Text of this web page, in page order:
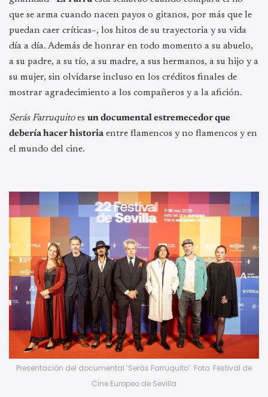
que se arma cuando nacen payos o gitanos, por más que le
puedan caer críticas–, los hitos de su trayectoria y su vida
día a día. Además de honrar en todo momento a su abuelo,
a su padre, a su tío, a su madre, a sus hermanos, a su hijo y a
su mujer, sin olvidarse incluso en los créditos finales de
mostrar agradecimiento a los compañeros y a la afición.
Serás Farruquitoes un documental estremecedor que
debería hacer historia entre flamencos y no flamencos y en
el mundo del cine.
Presentación del documental ‘Serás Farruquito’. Foto: Festival de
Cine Europeo de Sevilla